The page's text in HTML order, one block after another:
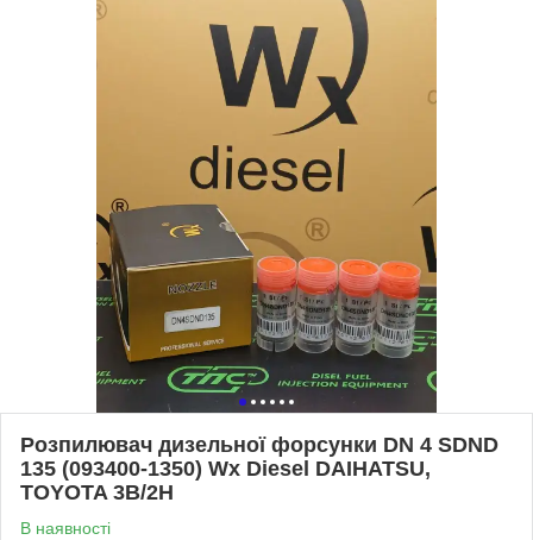
Розпилювач дизельної форсунки DN 4 SDND
135 (093400-1350) Wx Diesel DAIHATSU,
TOYOTA 3B/2H
В наявності